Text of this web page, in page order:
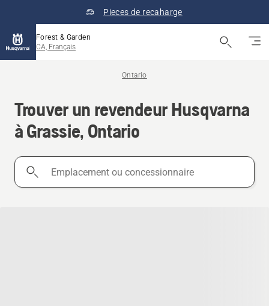
Pieces de recaharge
Forest & Garden
CA, Français
Ontario
Trouver un revendeur Husqvarna
à Grassie, Ontario
Emplacement